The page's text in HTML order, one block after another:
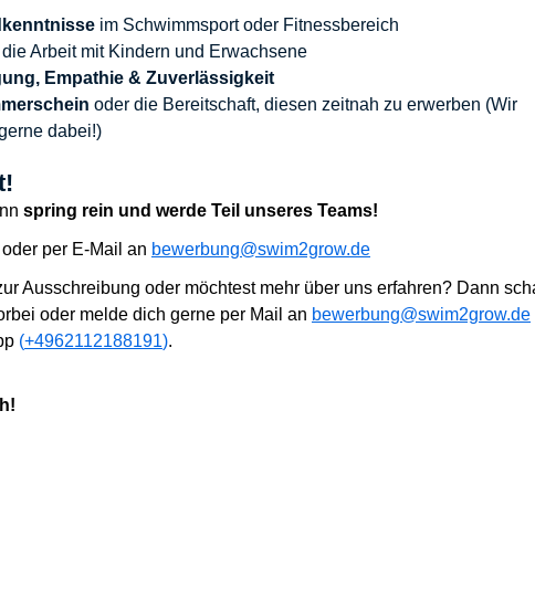
im Schwimmsport oder Fitnessbereich
die Arbeit mit Kindern und Erwachsene
Empathie & Zuverlässigkeit
oder die Bereitschaft, diesen zeitnah zu erwerben (Wir
dabei!)
spring rein und werde Teil unseres Teams!
per E-Mail an bewerbung@swim2grow.de
Ausschreibung oder möchtest mehr über uns erfahren? Dann
oder melde dich gerne per Mail an bewerbung@swim2grow.de
(+4962112188191).